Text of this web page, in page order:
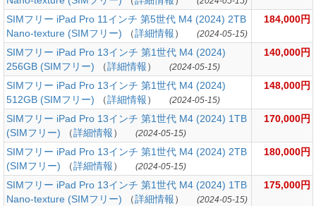
SIMフリー iPad Pro 11インチ 第5世代 M4 (2024) 2TB
Nano-texture (SIMフリー)
（詳細情報） (2024-05-15)
184,000円
SIMフリー iPad Pro 13インチ 第1世代 M4 (2024)
256GB (SIMフリー)
（詳細情報） (2024-05-15)
140,000円
SIMフリー iPad Pro 13インチ 第1世代 M4 (2024)
512GB (SIMフリー)
（詳細情報） (2024-05-15)
148,000円
SIMフリー iPad Pro 13インチ 第1世代 M4 (2024) 1TB
(SIMフリー)
（詳細情報） (2024-05-15)
170,000円
SIMフリー iPad Pro 13インチ 第1世代 M4 (2024) 2TB
(SIMフリー)
（詳細情報） (2024-05-15)
180,000円
SIMフリー iPad Pro 13インチ 第1世代 M4 (2024) 1TB
Nano-texture (SIMフリー)
（詳細情報） (2024-05-15)
175,000円